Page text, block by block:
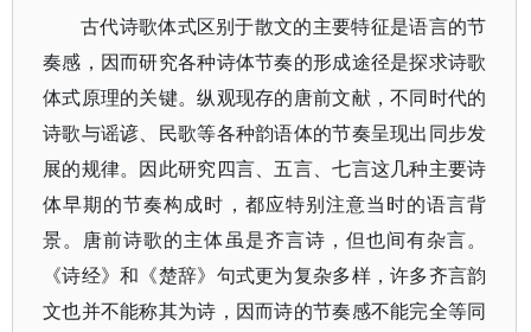
古代诗歌体式区别于散文的主要特征是语言的节
奏感，因而研究各种诗体节奏的形成途径是探求诗歌
体式原理的关键。纵观现存的唐前文献，不同时代的
诗歌与谣谚、民歌等各种韵语体的节奏呈现出同步发
展的规律。因此研究四言、五言、七言这几种主要诗
体早期的节奏构成时，都应特别注意当时的语言背
景。唐前诗歌的主体虽是齐言诗，但也间有杂言。
《诗经》和《楚辞》句式更为复杂多样，许多齐言韵
文也并不能称其为诗，因而诗的节奏感不能完全等同